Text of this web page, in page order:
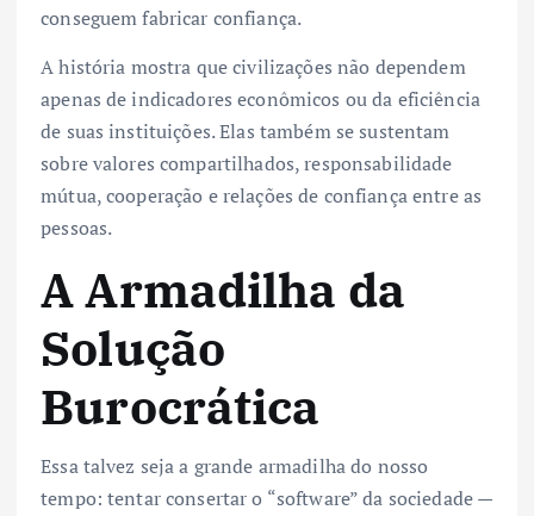
conseguem fabricar confiança.
A história mostra que civilizações não dependem
apenas de indicadores econômicos ou da eficiência
de suas instituições. Elas também se sustentam
sobre valores compartilhados, responsabilidade
mútua, cooperação e relações de confiança entre as
pessoas.
A Armadilha da
Solução
Burocrática
Essa talvez seja a grande armadilha do nosso
tempo: tentar consertar o “software” da sociedade —